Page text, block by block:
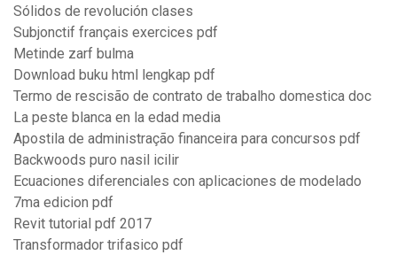
Sólidos de revolución clases
Subjonctif français exercices pdf
Metinde zarf bulma
Download buku html lengkap pdf
Termo de rescisão de contrato de trabalho domestica doc
La peste blanca en la edad media
Apostila de administração financeira para concursos pdf
Backwoods puro nasil icilir
Ecuaciones diferenciales con aplicaciones de modelado
7ma edicion pdf
Revit tutorial pdf 2017
Transformador trifasico pdf